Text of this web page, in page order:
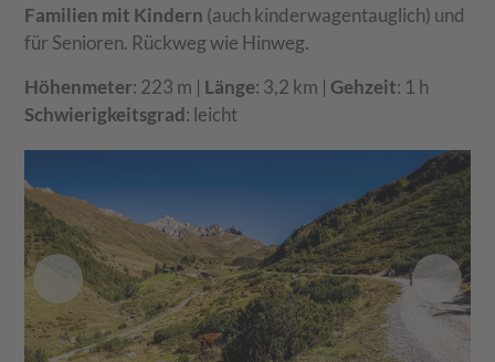
Familien mit Kindern (auch kinderwagentauglich) und
für Senioren. Rückweg wie Hinweg.
Höhenmeter: 223 m | Länge: 3,2 km | Gehzeit: 1 h
Schwierigkeitsgrad: leicht